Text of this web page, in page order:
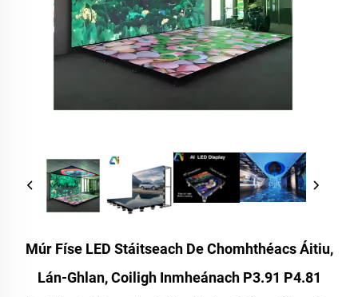
Múr Físe LED Stáitseach De Chomhthéacs Áitiu,
Lán-Ghlan, Coiligh Inmheánach P3.91 P4.81